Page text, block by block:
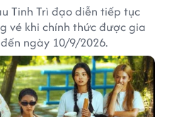
Tinh Trì đạo diễn tiếp tục
vé khi chính thức được gia
ngày 10/9/2026.